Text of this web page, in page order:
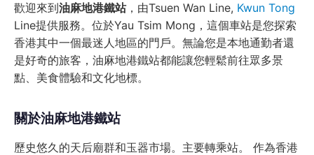
歡迎來到油麻地港鐵站，由Tsuen Wan Line, Kwun Tong
Line提供服務。位於Yau Tsim Mong，這個車站是您探索
香港其中一個最迷人地區的門戶。無論您是本地通勤者還
是好奇的旅客，油麻地港鐵站都能讓您輕鬆前往眾多景
點、美食體驗和文化地標。
關於油麻地港鐵站
歷史悠久的天后廟群和玉器市場。主要轉乘站。 作為香港